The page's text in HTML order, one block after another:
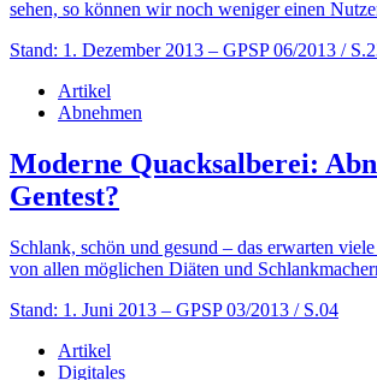
sehen, so können wir noch weniger einen
Stand: 1. Dezember 2013 – GPSP 06/2013 /
Artikel
Abnehmen
Moderne Quacksalberei:
Gentest?
Schlank, schön und gesund – das erwarten
von allen möglichen Diäten und
Stand: 1. Juni 2013 – GPSP 03/2013 / S.04
Artikel
Digitales